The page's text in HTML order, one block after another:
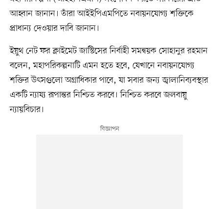
আহ্বান জানান। তাঁরা আইইপিএমপিতে নবায়নযোগ্য শক্তিকে
প্রাধান্য দেওয়ার দাবি জানান।
ইয়ুথ নেট ফর ক্লাইমেট জাস্টিসের নির্বাহী সমন্বয়ক সোহানুর রহমান
বলেন, মহাপরিকল্পনাটি এমন হতে হবে, যেখানে নবায়নযোগ্য
শক্তির উৎসগুলো অগ্রাধিকার পাবে, যা সবার জন্য জ্বালানিব্যবস্থার
একটি ন্যায্য রূপান্তর নিশ্চিত করবে। নিশ্চিত করবে জলবায়ু
ন্যায়বিচার।